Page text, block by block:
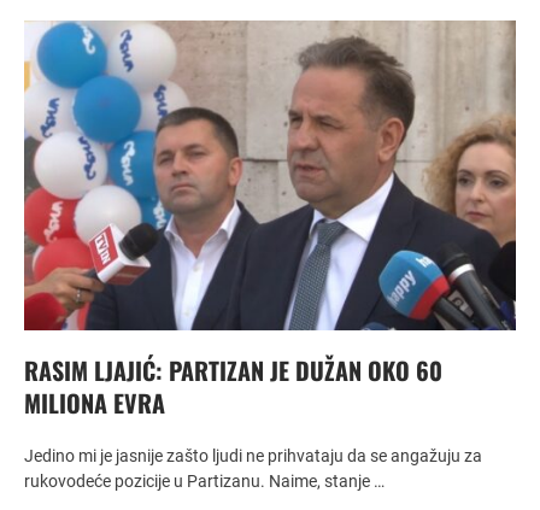
RASIM LJAJIĆ: PARTIZAN JE DUŽAN OKO 60
MILIONA EVRA
Jedino mi je jasnije zašto ljudi ne prihvataju da se angažuju za
rukovodeće pozicije u Partizanu. Naime, stanje …